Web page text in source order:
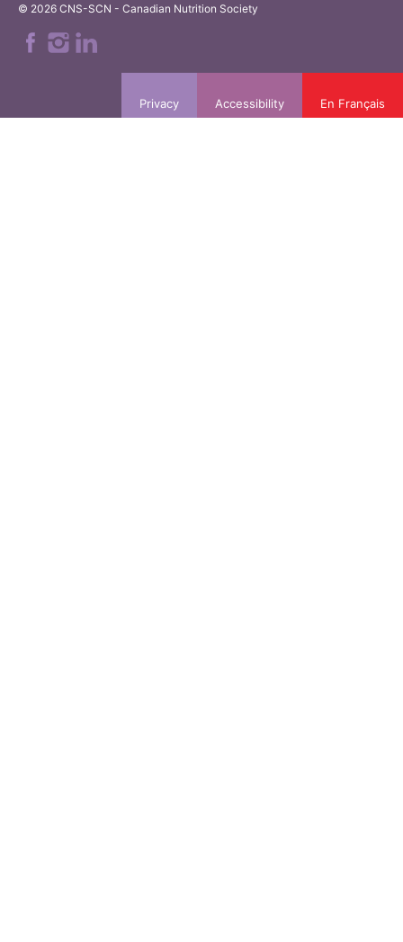
© 2026 CNS-SCN - Canadian Nutrition Society
En Français
Accessibility
Privacy